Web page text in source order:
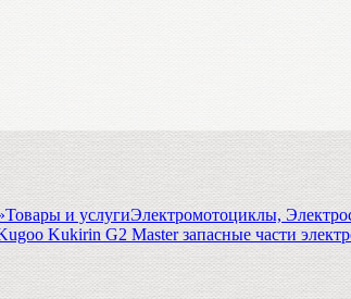
Товары и услугиЭлектромотоциклы,
Kukirin G2 Master запасные части